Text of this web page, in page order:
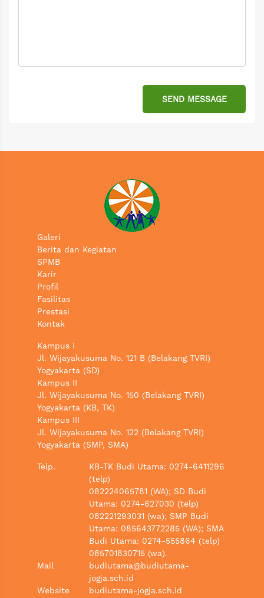
SEND MESSAGE
Galeri
Berita dan Kegiatan
SPMB
Karir
Profil
Fasilitas
Prestasi
Kontak
Kampus I
Jl. Wijayakusuma No. 121 B (Belakang TVRI)
Yogyakarta (SD)
Kampus II
Jl. Wijayakusuma No. 150 (Belakang TVRI)
Yogyakarta (KB, TK)
Kampus III
Jl. Wijayakusuma No. 122 (Belakang TVRI)
Yogyakarta (SMP, SMA)
Telp.
KB-TK Budi Utama: 0274-6411296
(telp)
082224065781 (WA); SD Budi
Utama: 0274-627030 (telp)
082221293031 (wa); SMP Budi
Utama: 085643772285 (WA); SMA
Budi Utama: 0274-555864 (telp)
085701830715 (wa).
Mail
budiutama@budiutama-
jogja.sch.id
Website
budiutama-jogja.sch.id